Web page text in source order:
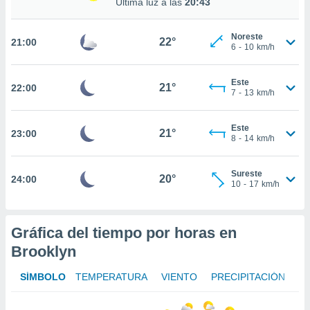
de que
sean
el sitio
para
ni para
aunque
acceder a
web a
21:00 22°
Noreste
6 - 10 km/h
22:00 21°
Este
7 - 13 km/h
23:00 21°
Este
8 - 14 km/h
24:00 20°
Sureste
10 - 17 km/h
Gráfica del tiempo por horas en
Brooklyn
SÍMBOLO TEMPERATURA VIENTO PRECIPITACIÓN